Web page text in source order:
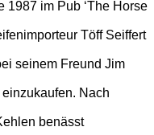
1987 im Pub ‘The Horse
Töff Seiffert
seinem Freund Jim
Nach
benässt